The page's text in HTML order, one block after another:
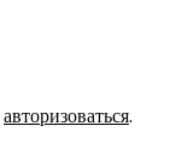
авторизоваться.